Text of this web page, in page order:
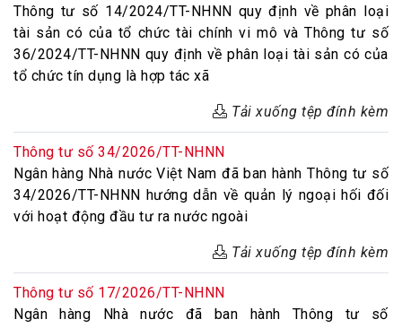
Thông tư số 14/2024/TT-NHNN quy định về phân loại
tài sản có của tổ chức tài chính vi mô và Thông tư số
36/2024/TT-NHNN quy định về phân loại tài sản có của
tổ chức tín dụng là hợp tác xã
Tải xuống tệp đính kèm
Thông tư số 34/2026/TT-NHNN
Ngân hàng Nhà nước Việt Nam đã ban hành Thông tư số
34/2026/TT-NHNN hướng dẫn về quản lý ngoại hối đối
với hoạt động đầu tư ra nước ngoài
Tải xuống tệp đính kèm
Thông tư số 17/2026/TT-NHNN
Ngân hàng Nhà nước đã ban hành Thông tư số